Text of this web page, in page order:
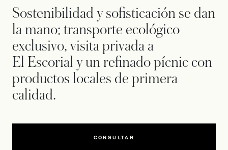
Sostenibilidad y sofisticación se dan
la mano: transporte ecológico
exclusivo, visita privada a
El Escorial y un refinado pícnic con
productos locales de primera
calidad.
CONSULTAR